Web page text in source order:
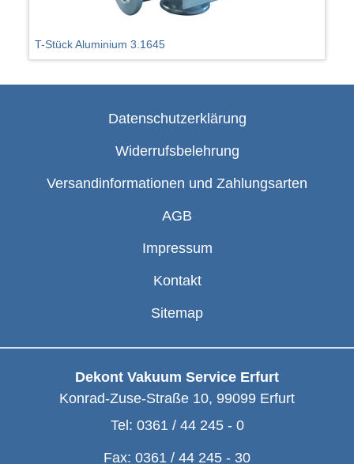
T-Stück Aluminium 3.1645
Datenschutzerklärung
Widerrufsbelehrung
Versandinformationen und Zahlungsarten
AGB
Impressum
Kontakt
Sitemap
Dekont Vakuum Service Erfurt
Konrad-Zuse-Straße 10, 99099 Erfurt
Tel: 0361 / 44 245 - 0
Fax: 0361 / 44 245 - 30